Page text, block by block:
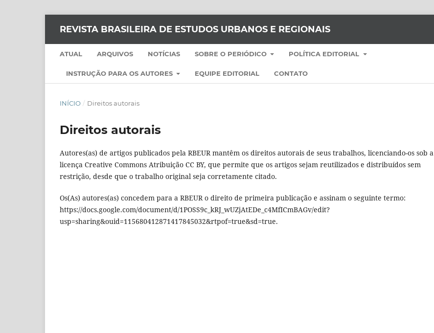
REVISTA BRASILEIRA DE ESTUDOS URBANOS E REGIONAIS
ATUAL ARQUIVOS NOTÍCIAS SOBRE O PERIÓDICO POLÍTICA EDITORIAL
INSTRUÇÃO PARA OS AUTORES EQUIPE EDITORIAL CONTATO
INÍCIO / Direitos autorais
Direitos autorais
Autores(as) de artigos publicados pela RBEUR mantêm os direitos autorais de seus trabalhos, licenciando-os sob a
licença Creative Commons Atribuição CC BY, que permite que os artigos sejam reutilizados e distribuídos sem
restrição, desde que o trabalho original seja corretamente citado.
Os(As) autores(as) concedem para a RBEUR o direito de primeira publicação e assinam o seguinte termo:
https://docs.google.com/document/d/1POSS9c_kRJ_wUZjAtEDe_c4MfICmBAGv/edit?
usp=sharing&ouid=115680412871417845032&rtpof=true&sd=true.